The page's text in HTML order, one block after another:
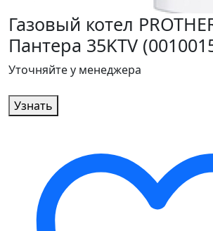
Газовый котел
Пантера 35KTV
Уточняйте у менеджера
Узнать